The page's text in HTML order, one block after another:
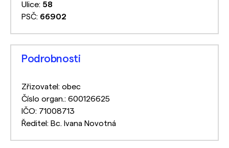
Ulice: 58
PSČ: 66902
Podrobnosti
Zřizovatel: obec
Číslo organ.: 600126625
IČO: 71008713
Ředitel: Bc. Ivana Novotná